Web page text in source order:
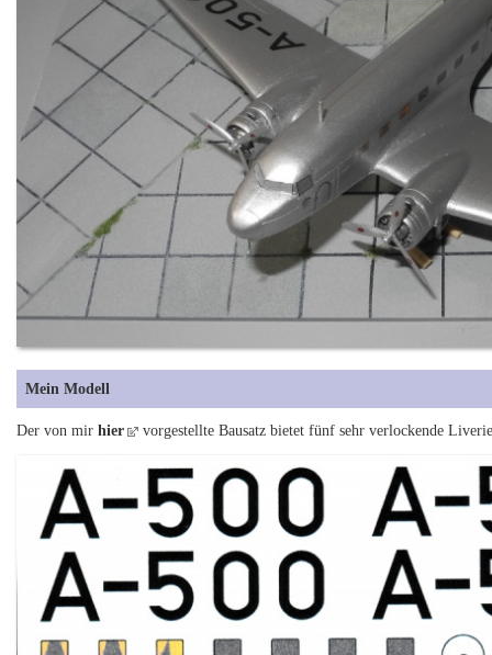
Mein Modell
Der von mirhier vorgestellte Bausatz bietet fünf sehr verlockende